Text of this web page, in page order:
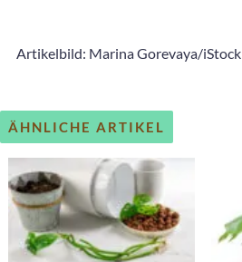
Artikelbild: Marina Gorevaya/iStock
ÄHNLICHE ARTIKEL